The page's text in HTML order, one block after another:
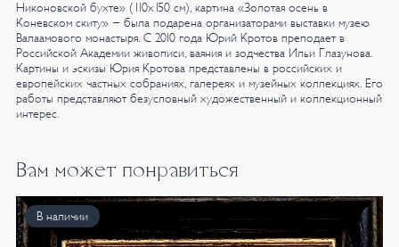
Никоновской бухте» (110х150 см), картина «Золотая осень в
Коневском скиту» - была подарена организаторами выставки музею
Валаамового монастыря. С 2010 года Юрий Кротов преподает в
Российской Академии живописи, ваяния и зодчества Ильи Глазунова.
Картины и эскизы Юрия Кротова представлены в российских и
европейских частных собраниях, галереях и музейных коллекциях. Его
работы представляют безусловный художественный и коллекционный
интерес.
Вам может понравиться
В наличии